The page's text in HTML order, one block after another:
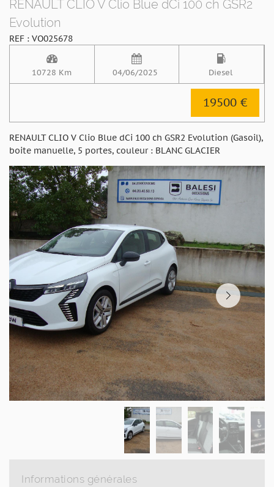
RENAULT CLIO V Clio Blue dCi 100 ch GSR2
Evolution
REF : VO025678
10728 Km 04/06/2025 Diesel
19500 €
RENAULT CLIO V Clio Blue dCi 100 ch GSR2 Evolution (Gasoil),
boite manuelle, 5 portes, couleur : BLANC GLACIER
Informations générales